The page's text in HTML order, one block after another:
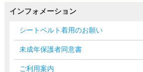
インフォメーション
シートベルト着用のお願い
未成年保護者同意書
ご利用案内